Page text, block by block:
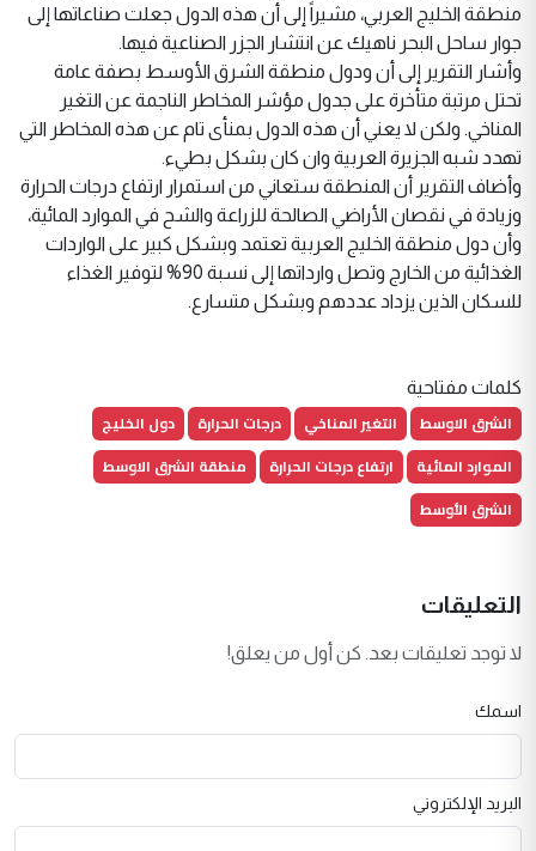
منطقة الخليج العربي، مشيراً إلى أن هذه الدول جعلت صناعاتها إلى
جوار ساحل البحر ناهيك عن انتشار الجزر الصناعية فيها.
وأشار التقرير إلى أن ودول منطقة الشرق الأوسط بصفة عامة
تحتل مرتبة متأخرة على جدول مؤشر المخاطر الناجمة عن التغير
المناخي. ولكن لا يعني أن هذه الدول بمنأى تام عن هذه المخاطر التي
تهدد شبه الجزيرة العربية وان كان بشكل بطيء.
وأضاف التقرير أن المنطقة ستعاني من استمرار ارتفاع درجات الحرارة
وزيادة في نقصان الأراضي الصالحة للزراعة والشح في الموارد المائية،
وأن دول منطقة الخليج العربية تعتمد وبشكل كبير على الواردات
الغذائية من الخارج وتصل وارداتها إلى نسبة 90% لتوفير الغذاء
للسكان الذين يزداد عددهم وبشكل متسارع.
كلمات مفتاحية
الشرق الاوسط التغير المناخي درجات الحرارة
دول الخليج
الموارد المائية
ارتفاع درجات الحرارة
منطقة الشرق الاوسط
الشرق الأوسط
التعليقات
لا توجد تعليقات بعد. كن أول من يعلق!
اسمك
البريد الإلكتروني